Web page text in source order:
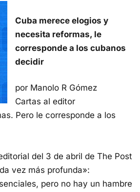
Cuba merece elogios y
necesita reformas, le
corresponde a los cubanos
decidir
por Manolo R Gómez
Cartas al editor
Pero le corresponde a los
del 3 de abril de The Post
vez más profunda»:
pero no hay un hambre